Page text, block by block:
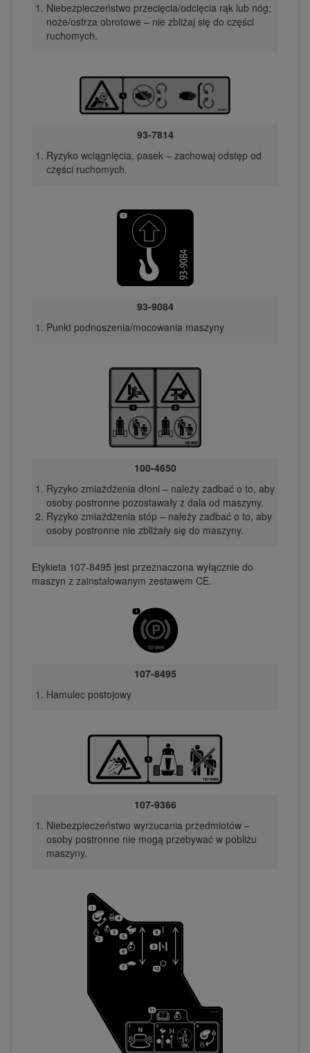
Niebezpieczeństwo przecięcia/odcięcia rąk lub nóg;
noże/ostrza obrotowe – nie zbliżaj się do części
ruchomych.
93-7814
Ryzyko wciągnięcia, pasek – zachowaj odstęp od
części ruchomych.
93-9084
Punkt podnoszenia/mocowania maszyny
100-4650
Ryzyko zmiażdżenia dłoni – należy zadbać o to, aby
osoby postronne pozostawały z dala od maszyny.
Ryzyko zmiażdżenia stóp – należy zadbać o to, aby
osoby postronne nie zbliżały się do maszyny.
Etykieta 107-8495 jest przeznaczona wyłącznie do
maszyn z zainstalowanym zestawem CE.
107-8495
Hamulec postojowy
107-9366
Niebezpieczeństwo wyrzucania przedmiotów –
osoby postronne nie mogą przebywać w pobliżu
maszyny.